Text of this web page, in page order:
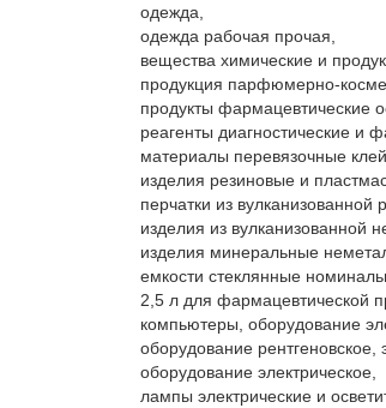
одежда,
одежда рабочая прочая,
вещества химические и
продукция парфюмерно-
продукты фармацевтические
реагенты диагностические и
материалы перевязочные
изделия резиновые и
перчатки из вулканизованной
изделия из вулканизованной
изделия минеральные
емкости стеклянные
2,5 л для фармацевтической
компьютеры, оборудование
оборудование рентгеновское,
оборудование электрическое,
лампы электрические и